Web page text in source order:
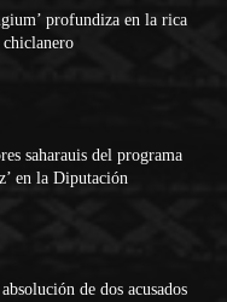
profundiza en la rica
saharauis del programa
en la Diputación
de dos acusados